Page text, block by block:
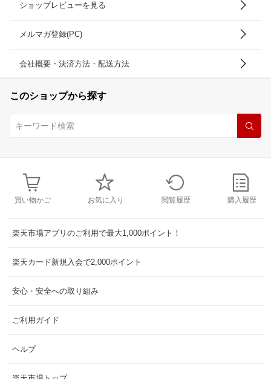
ショップレビューを見る
メルマガ登録(PC)
会社概要・決済方法・配送方法
このショップから探す
買い物かご お気に入り 閲覧履歴 購入履歴
楽天市場アプリのご利用で最大1,000ポイント！
楽天カード新規入会で2,000ポイント
安心・安全への取り組み
ご利用ガイド
ヘルプ